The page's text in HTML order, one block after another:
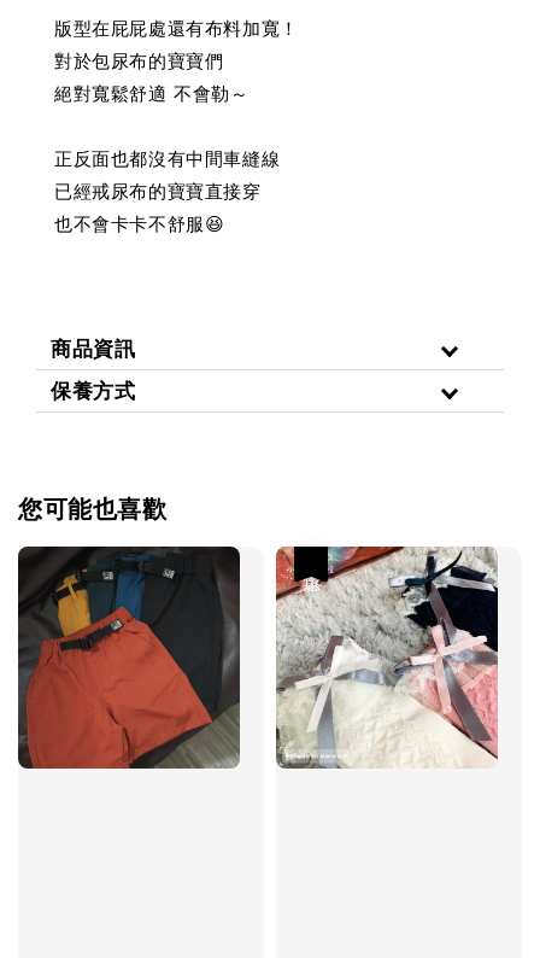
版型在屁屁處還有布料加寬！
對於包尿布的寶寶們
絕對寬鬆舒適 不會勒～
正反面也都沒有中間車縫線
已經戒尿布的寶寶直接穿
也不會卡卡不舒服😆
商品資訊
保養方式
您可能也喜歡